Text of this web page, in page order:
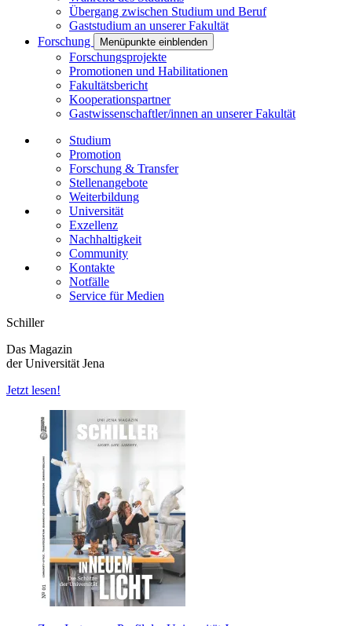
Übergang zwischen Studium und Beruf
Gaststudium an unserer Fakultät
Forschung
Menüpunkte einblenden
Forschungsprojekte
Promotionen und Habilitationen
Fakultätsbericht
Kooperationspartner
Gastwissenschaftler/innen an unserer Fakultät
Studium
Promotion
Forschung & Transfer
Stellenangebote
Weiterbildung
Universität
Exzellenz
Nachhaltigkeit
Community
Kontakte
Notfälle
Service für Medien
Schiller
Das Magazin
der Universität Jena
Jetzt lesen!